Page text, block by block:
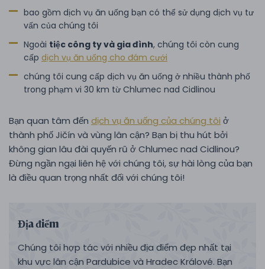
bao gồm dịch vụ ăn uống bạn có thể sử dụng dịch vụ tư
vấn của chúng tôi
Ngoài tiệc công ty và gia đình, chúng tôi còn cung
cấp dịch vụ ăn uống cho đám cưới
chúng tôi cung cấp dịch vụ ăn uống ở nhiều thành phố
trong phạm vi 30 km từ Chlumec nad Cidlinou
Bạn quan tâm đến dịch vụ ăn uống của chúng tôi ở
thành phố Jičín và vùng lân cận? Bạn bị thu hút bởi
không gian lâu đài quyến rũ ở Chlumec nad Cidlinou?
Đừng ngần ngại liên hệ với chúng tôi, sự hài lòng của bạn
là điều quan trọng nhất đối với chúng tôi!
Địa điểm
Chúng tôi hợp tác với nhiều địa điểm đẹp nhất tại
khu vực lân cận Pardubice và Hradec Králové. Bạn